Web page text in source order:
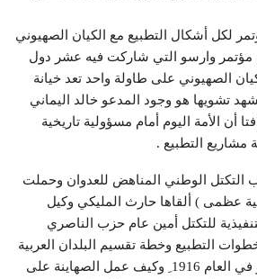
لكل أشكال التطبيع مع الكيان الصهيوني
مؤتمر وارسو التي شاركت فيه عشر دول
الصهيوني على طاولة واحد تعد خيانة
تشويها هو وجود المدعو خالد اليماني
أن الأمة اليوم أمام مسؤولية تاريخية
مشاريع التطبيع .
التكتل الوطني المناهض للعدوان وحملت
عظمى ) ألقاها حارث المليكي وكيل
للتكتل أمين عام حزب الناصري
التطبيع وخطة تقسيم البلدان العربية
منذ إتفاقية سايكس بيكو في العام 1916 ِ وكيف عمل الصهاينة على